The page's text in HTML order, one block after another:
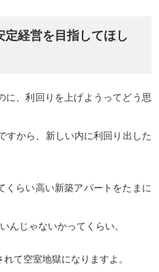
定経営を目指してほし
に、利回りを上げようってどう思
すから、新しい内に利回り出した
くらい高い新築アパートをたまに
んじゃないかってくらい。
て空室地獄になりますよ。